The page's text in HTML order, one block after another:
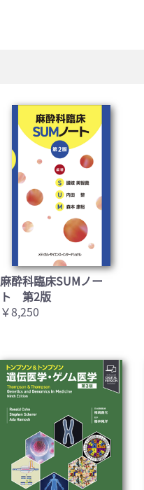
麻酔科臨床SUMノー
ト 第2版
￥8,250